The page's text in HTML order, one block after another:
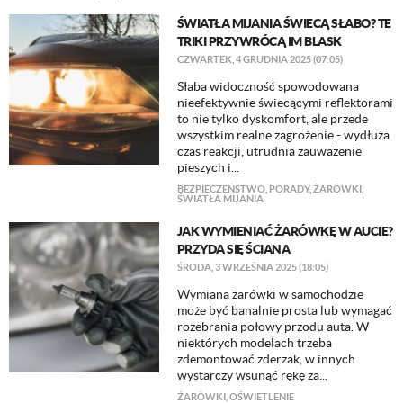
ŚWIATŁA MIJANIA ŚWIECĄ SŁABO? TE
TRIKI PRZYWRÓCĄ IM BLASK
CZWARTEK, 4 GRUDNIA 2025 (07:05)
Słaba widoczność spowodowana
nieefektywnie świecącymi reflektorami
to nie tylko dyskomfort, ale przede
wszystkim realne zagrożenie - wydłuża
czas reakcji, utrudnia zauważenie
pieszych i...
BEZPIECZEŃSTWO, PORADY, ŻARÓWKI,
ŚWIATŁA MIJANIA
JAK WYMIENIAĆ ŻARÓWKĘ W AUCIE?
PRZYDA SIĘ ŚCIANA
ŚRODA, 3 WRZEŚNIA 2025 (18:05)
Wymiana żarówki w samochodzie
może być banalnie prosta lub wymagać
rozebrania połowy przodu auta. W
niektórych modelach trzeba
zdemontować zderzak, w innych
wystarczy wsunąć rękę za...
ŻARÓWKI, OŚWIETLENIE